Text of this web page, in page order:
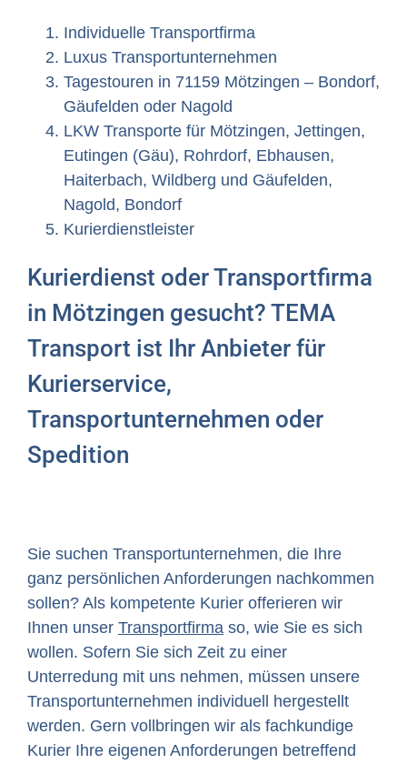
Individuelle Transportfirma
Luxus Transportunternehmen
Tagestouren in 71159 Mötzingen – Bondorf,
Gäufelden oder Nagold
LKW Transporte für Mötzingen, Jettingen,
Eutingen (Gäu), Rohrdorf, Ebhausen,
Haiterbach, Wildberg und Gäufelden,
Nagold, Bondorf
Kurierdienstleister
Kurierdienst oder Transportfirma
in Mötzingen gesucht? TEMA
Transport ist Ihr Anbieter für
Kurierservice,
Transportunternehmen oder
Spedition
Sie suchen Transportunternehmen, die Ihre
ganz persönlichen Anforderungen nachkommen
sollen? Als kompetente Kurier offerieren wir
Ihnen unser Transportfirma so, wie Sie es sich
wollen. Sofern Sie sich Zeit zu einer
Unterredung mit uns nehmen, müssen unsere
Transportunternehmen individuell hergestellt
werden. Gern vollbringen wir als fachkundige
Kurier Ihre eigenen Anforderungen betreffend